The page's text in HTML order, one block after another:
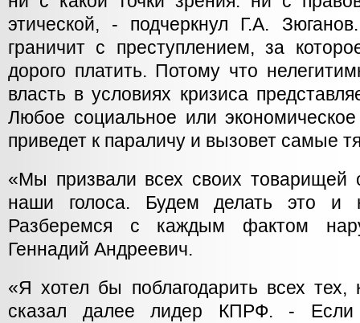
этической, - подчеркнул Г.А.
граничит с преступлением, за
дорого платить. Потому что
власть в условиях кризиса
Любое социальное или
приведет к параличу и вызовет самые
«Мы призвали всех своих товарищей
наши голоса. Будем делать это
Разберемся с каждым фактом
Геннадий Андреевич.
«Я хотел бы поблагодарить всех тех,
сказал далее лидер КПРФ. - Если